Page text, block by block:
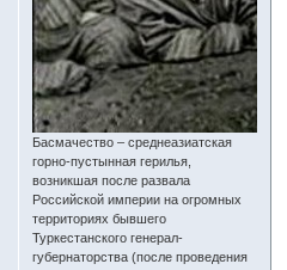
Басмачество – среднеазиатская
горно-пустынная герилья,
возникшая после развала
Российской империи на огромных
территориях бывшего
Туркестанского генерал-
губернаторства (после проведения